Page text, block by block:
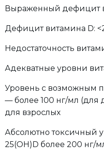
Выраженный дефицит
Дефицит витамина D:
Недостаточность
Адекватные уровни
Уровень с возможным
— более 100 нг/мл (для
для взрослых
Абсолютно токсичный
25(ОН)D более 200 нг/